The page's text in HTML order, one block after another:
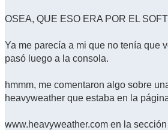
OSEA, QUE ESO ERA POR EL
Ya me parecía a mi que no tenía que
pasó luego a la consola.
hmmm, me comentaron algo sobre
heavyweather que estaba en la
www.heavyweather.com en la